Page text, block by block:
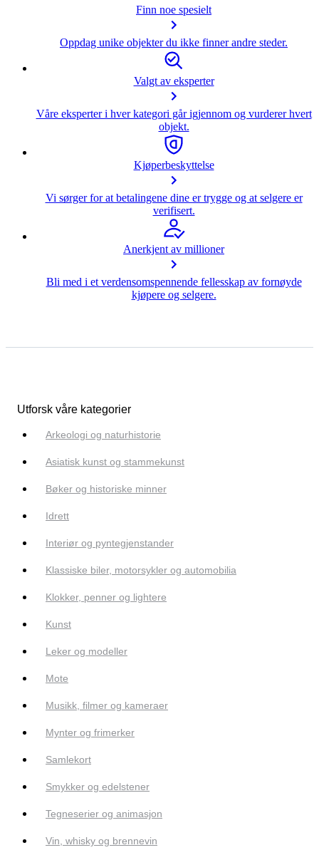
Finn noe spesielt
Oppdag unike objekter du ikke finner andre steder.
Valgt av eksperter
Våre eksperter i hver kategori går igjennom og vurderer hvert
objekt.
Kjøperbeskyttelse
Vi sørger for at betalingene dine er trygge og at selgere er
verifisert.
Anerkjent av millioner
Bli med i et verdensomspennende fellesskap av fornøyde
kjøpere og selgere.
Utforsk våre kategorier
Arkeologi og naturhistorie
Asiatisk kunst og stammekunst
Bøker og historiske minner
Idrett
Interiør og pyntegjenstander
Klassiske biler, motorsykler og automobilia
Klokker, penner og lightere
Kunst
Leker og modeller
Mote
Musikk, filmer og kameraer
Mynter og frimerker
Samlekort
Smykker og edelstener
Tegneserier og animasjon
Vin, whisky og brennevin